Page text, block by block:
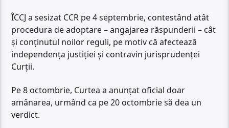
ÎCCJ a sesizat CCR pe 4 septembrie, contestând atât
procedura de adoptare – angajarea răspunderii – cât
și conținutul noilor reguli, pe motiv că afectează
independența justiției și contravin jurisprudenței
Curții.
Pe 8 octombrie, Curtea a anunțat oficial doar
amânarea, urmând ca pe 20 octombrie să dea un
verdict.